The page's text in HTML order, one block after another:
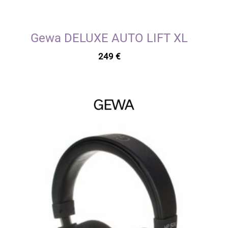
Gewa DELUXE AUTO LIFT XL
249 €